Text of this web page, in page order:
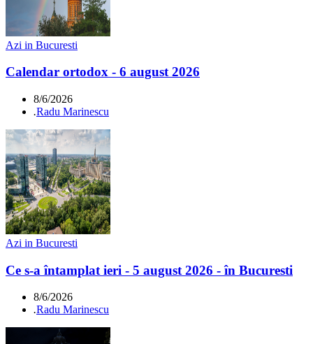
Azi in Bucuresti
Calendar ortodox - 6 august 2026
8/6/2026
.Radu Marinescu
Azi in Bucuresti
Ce s-a întamplat ieri - 5 august 2026 - în Bucuresti
8/6/2026
.Radu Marinescu